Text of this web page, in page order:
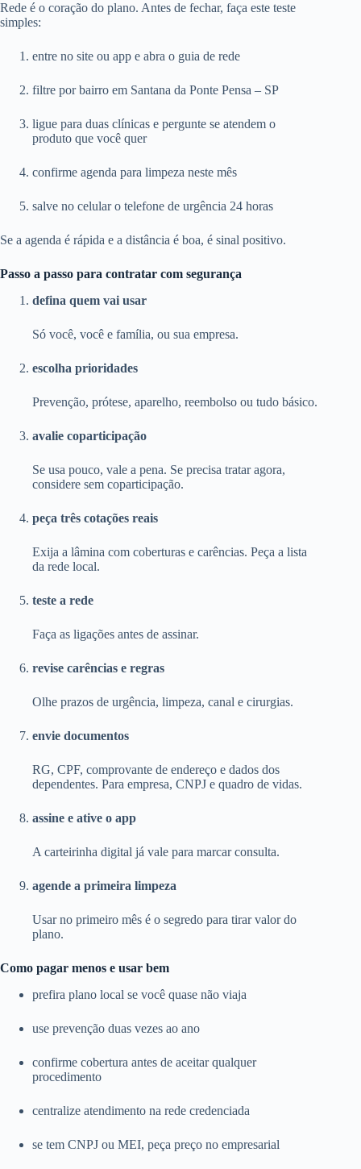
Rede é o coração do plano. Antes de fechar, faça este teste
simples:
entre no site ou app e abra o guia de rede
filtre por bairro em Santana da Ponte Pensa – SP
ligue para duas clínicas e pergunte se atendem o
produto que você quer
confirme agenda para limpeza neste mês
salve no celular o telefone de urgência 24 horas
Se a agenda é rápida e a distância é boa, é sinal positivo.
Passo a passo para contratar com segurança
defina quem vai usar
Só você, você e família, ou sua empresa.
escolha prioridades
Prevenção, prótese, aparelho, reembolso ou tudo básico.
avalie coparticipação
Se usa pouco, vale a pena. Se precisa tratar agora,
considere sem coparticipação.
peça três cotações reais
Exija a lâmina com coberturas e carências. Peça a lista
da rede local.
teste a rede
Faça as ligações antes de assinar.
revise carências e regras
Olhe prazos de urgência, limpeza, canal e cirurgias.
envie documentos
RG, CPF, comprovante de endereço e dados dos
dependentes. Para empresa, CNPJ e quadro de vidas.
assine e ative o app
A carteirinha digital já vale para marcar consulta.
agende a primeira limpeza
Usar no primeiro mês é o segredo para tirar valor do
plano.
Como pagar menos e usar bem
prefira plano local se você quase não viaja
use prevenção duas vezes ao ano
confirme cobertura antes de aceitar qualquer
procedimento
centralize atendimento na rede credenciada
se tem CNPJ ou MEI, peça preço no empresarial